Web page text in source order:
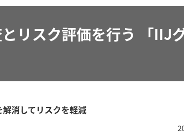
リスク評価を行う 「IIJ
消してリスクを軽減